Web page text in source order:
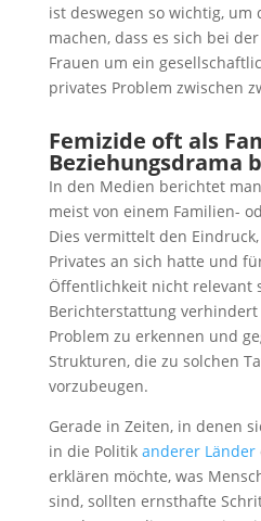
ist deswegen so wichtig, um
machen, dass es sich bei
Frauen um ein
privates Problem zwischen
Femizide oft als
Beziehungsdrama
In den Medien berichtet
meist von einem Familien-
Dies vermittelt den
Privates an sich hatte und
Öffentlichkeit nicht relevant
Berichterstattung
Problem zu erkennen und
Strukturen, die zu solchen
vorzubeugen.
Gerade in Zeiten, in denen
in die Politik anderer Länder
erklären möchte, was
sind, sollten ernsthafte